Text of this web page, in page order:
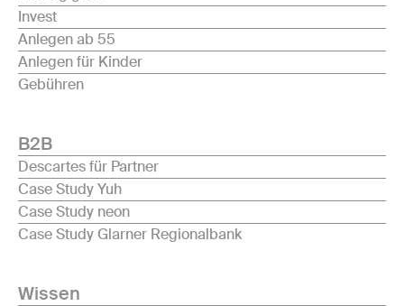
Invest
Anlegen ab 55
Anlegen für Kinder
Gebühren
B2B
Descartes für Partner
Case Study Yuh
Case Study neon
Case Study Glarner Regionalbank
Wissen